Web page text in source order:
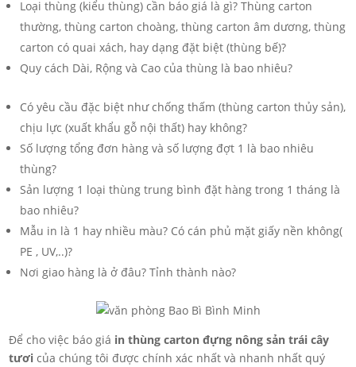
Loại thùng (kiểu thùng) cần báo giá là gì? Thùng carton
thường, thùng carton choàng, thùng carton âm dương, thùng
carton có quai xách, hay dạng đặt biệt (thùng bế)?
Quy cách Dài, Rộng và Cao của thùng là bao nhiêu?
Có yêu cầu đặc biệt như chống thấm (thùng carton thủy sản),
chịu lực (xuất khẩu gỗ nội thất) hay không?
Số lượng tổng đơn hàng và số lượng đợt 1 là bao nhiêu
thùng?
Sản lượng 1 loại thùng trung bình đặt hàng trong 1 tháng là
bao nhiêu?
Mẫu in là 1 hay nhiều màu? Có cán phủ mặt giấy nền không(
PE , UV,..)?
Nơi giao hàng là ở đâu? Tỉnh thành nào?
Để cho việc báo giá in thùng carton đựng nông sản trái cây
tươi của chúng tôi được chính xác nhất và nhanh nhất quý